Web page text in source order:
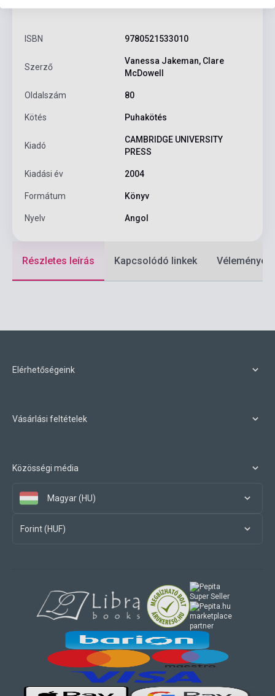
ISBN 9780521533010
Szerző
Vanessa Jakeman, Clare
McDowell
Oldalszám 80
Kötés Puhakötés
Kiadó
CAMBRIDGE UNIVERSITY
PRESS
Kiadási év 2004
Formátum Könyv
Nyelv Angol
Részletes leírás Kapcsolódó linkek Vélemények
Elérhetőségeink
Vásárlási feltételek
Közösségi média
Magyar (HU)
Forint (HUF)
marketplace
partner